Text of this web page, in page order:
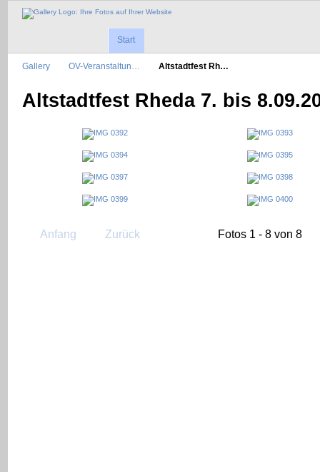
Start
Gallery OV-Veranstaltun… Altstadtfest Rh…
Altstadtfest Rheda 7. bis
Anfang Zurück Fotos 1 - 8 von 8